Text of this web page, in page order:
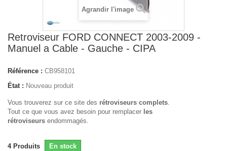
Agrandir l'image
Retroviseur FORD CONNECT 2003-2009 -
Manuel a Cable - Gauche - CIPA
Référence : CB958101
État : Nouveau produit
Vous trouverez sur ce site des rétroviseurs complets.
Tout ce que vous avez besoin pour remplacer les
rétroviseurs endommagés.
4 Produits En stock